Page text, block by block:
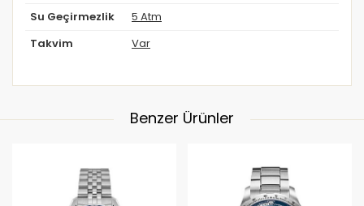
Su Geçirmezlik 5 Atm
Takvim Var
Benzer Ürünler